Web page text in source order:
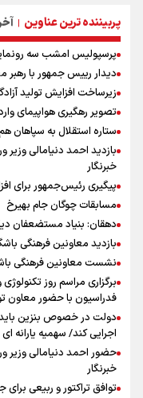
پربیننده ترین عناوین |
پرسپولیس امشب سه
دیدار رییس جمهور با رهبر
زیرساخت افزایش تولید
تصویر رهگیری هواپیمای
ستاره استقلال به سپاهان
بازدید احمد دنیامالی وزیر
خبرنگار
پیگیری رئیس‌جمهور برای
مسابقات چوگان جام بهیرخ
دهقان: بنیاد مستضعفان
بازدید معاونین فرهنگی
نشست معاونین فرهنگی
برگزاری مراسم روز تکنولوژی
فدراسیون با حضور معاون
دولت در خصوص بنزین باید
اجرایی کند/ سهمیه یارانه
حضور احمد دنیامالی وزیر
خبرنگار
توافق تراکتور و ربیعی